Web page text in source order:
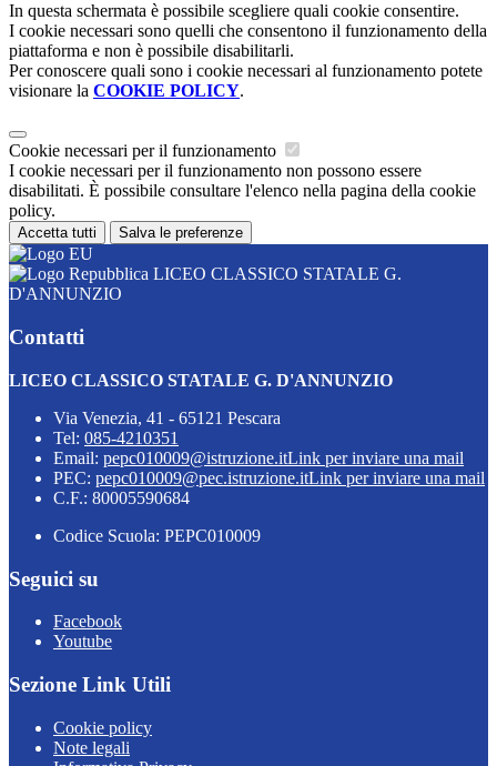
In questa schermata è possibile scegliere quali cookie consentire.
I cookie necessari sono quelli che consentono il funzionamento della
piattaforma e non è possibile disabilitarli.
Per conoscere quali sono i cookie necessari al funzionamento potete
visionare la COOKIE POLICY.
Cookie necessari per il funzionamento
I cookie necessari per il funzionamento non possono essere
disabilitati. È possibile consultare l'elenco nella pagina della cookie
policy.
Accetta tutti Salva le preferenze
LICEO CLASSICO STATALE G.
D'ANNUNZIO
Contatti
LICEO CLASSICO STATALE G. D'ANNUNZIO
Via Venezia, 41 - 65121 Pescara
Tel: 085-4210351
Email: pepc010009@istruzione.itLink per inviare una mail
PEC: pepc010009@pec.istruzione.itLink per inviare una mail
C.F.: 80005590684
Codice Scuola: PEPC010009
Seguici su
Facebook
Youtube
Sezione Link Utili
Cookie policy
Note legali